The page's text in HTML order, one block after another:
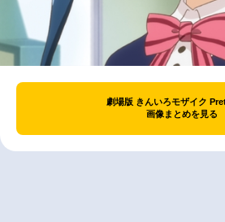
劇場版 きんいろモザイク
画像まとめを見る